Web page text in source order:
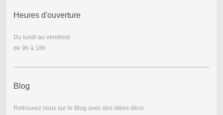
Heures d'ouverture
Du lundi au vendredi
de 9h à 18h
Blog
Retrouvez nous sur le Blog avec des idées déco :